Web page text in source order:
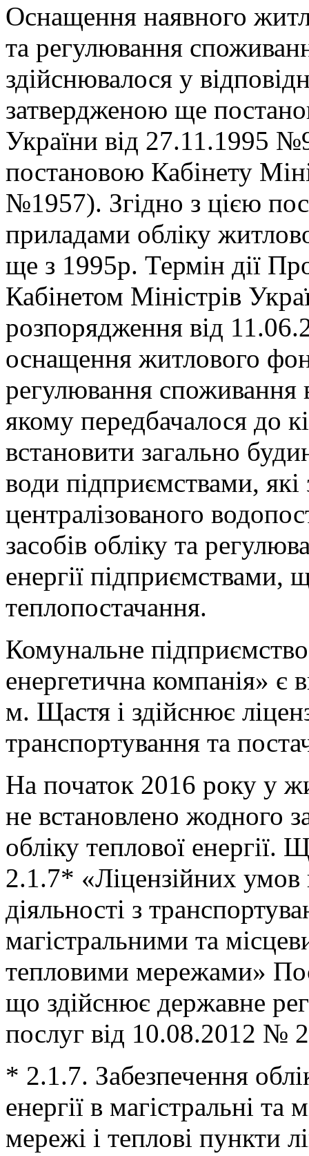
Оснащення наявного
та регулювання
здійснювалося у
затвердженою ще
України від 27.11.1995
постановою Кабінету
№1957). Згідно з цією
приладами обліку
ще з 1995р. Термін дії
Кабінетом Міністрів
розпорядження від
оснащення житлового
регулювання споживання
якому передбачалося до
встановити загально
води підприємствами, які
централізованого
засобів обліку та
енергії підприємствами,
теплопостачання.
Комунальне
енергетична компанія» є
м. Щастя і здійснює
транспортування та
На початок 2016 року у
не встановлено жодного
обліку теплової
2.1.7* «Ліцензійних умов
діяльності з
магістральними та
тепловими мережами»
що здійснює державне
послуг від 10.08.2012 №
* 2.1.7. Забезпечення
енергії в магістральні та
мережі і теплові пункти